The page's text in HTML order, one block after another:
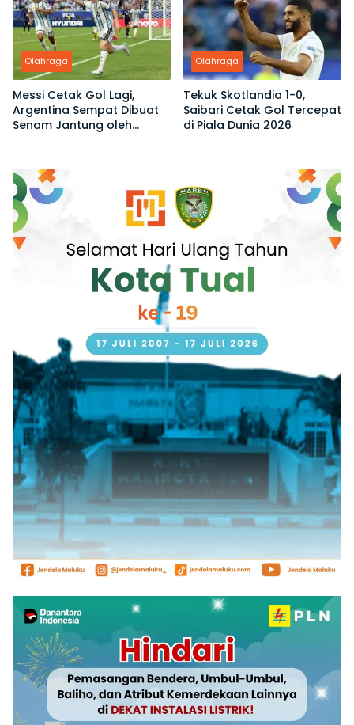
Olahraga
Messi Cetak Gol Lagi,
Argentina Sempat Dibuat
Senam Jantung oleh
Olahraga
Tekuk Skotlandia 1-0,
Saibari Cetak Gol Tercepat
di Piala Dunia 2026